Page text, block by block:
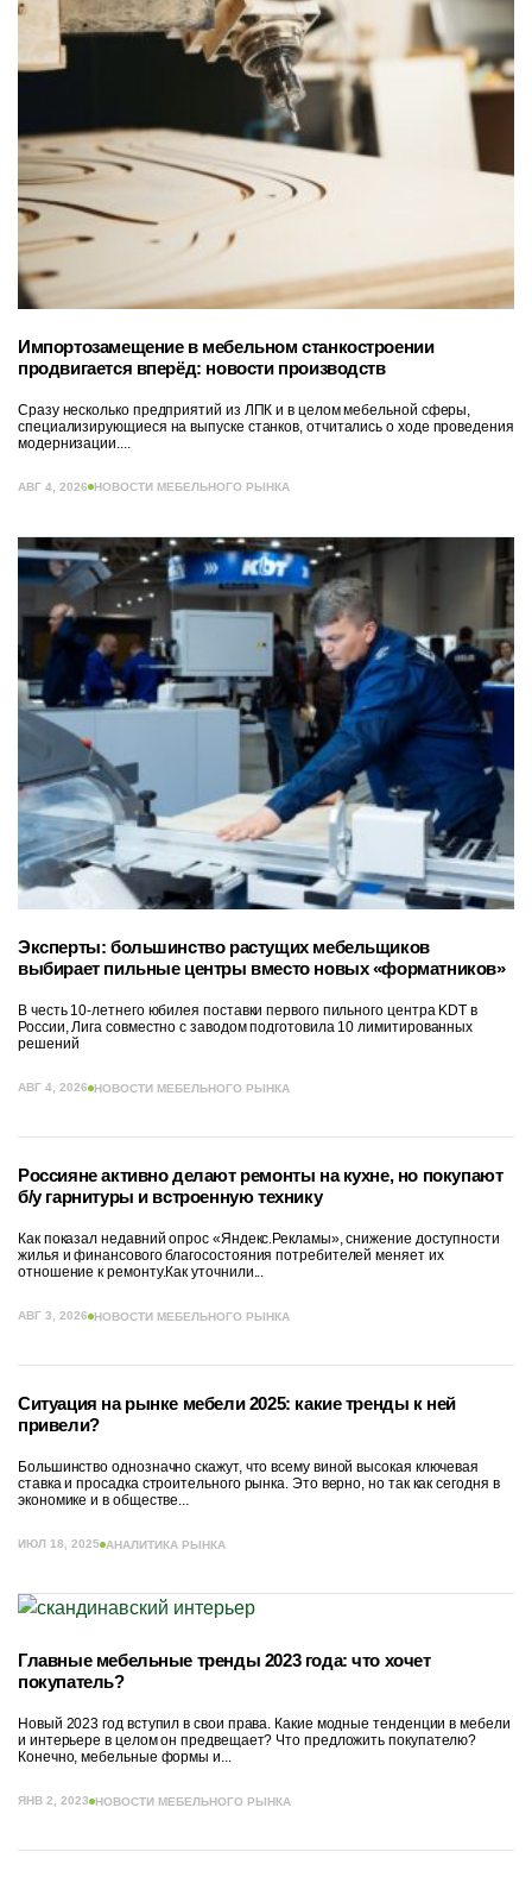
Импортозамещение в мебельном станкостроении
продвигается вперёд: новости производств
Сразу несколько предприятий из ЛПК и в целом мебельной сферы,
специализирующиеся на выпуске станков, отчитались о ходе проведения
модернизации....
АВГ 4, 2026 НОВОСТИ МЕБЕЛЬНОГО РЫНКА
Эксперты: большинство растущих мебельщиков
выбирает пильные центры вместо новых «форматников»
В честь 10-летнего юбилея поставки первого пильного центра KDT в
России, Лига совместно с заводом подготовила 10 лимитированных
решений
АВГ 4, 2026 НОВОСТИ МЕБЕЛЬНОГО РЫНКА
Россияне активно делают ремонты на кухне, но покупают
б/у гарнитуры и встроенную технику
Как показал недавний опрос «Яндекс.Рекламы», снижение доступности
жилья и финансового благосостояния потребителей меняет их
отношение к ремонту.Как уточнили...
АВГ 3, 2026 НОВОСТИ МЕБЕЛЬНОГО РЫНКА
Ситуация на рынке мебели 2025: какие тренды к ней
привели?
Большинство однозначно скажут, что всему виной высокая ключевая
ставка и просадка строительного рынка. Это верно, но так как сегодня в
экономике и в обществе...
ИЮЛ 18, 2025 АНАЛИТИКА РЫНКА
Главные мебельные тренды 2023 года: что хочет
покупатель?
Новый 2023 год вступил в свои права. Какие модные тенденции в мебели
и интерьере в целом он предвещает? Что предложить покупателю?
Конечно, мебельные формы и...
ЯНВ 2, 2023 НОВОСТИ МЕБЕЛЬНОГО РЫНКА